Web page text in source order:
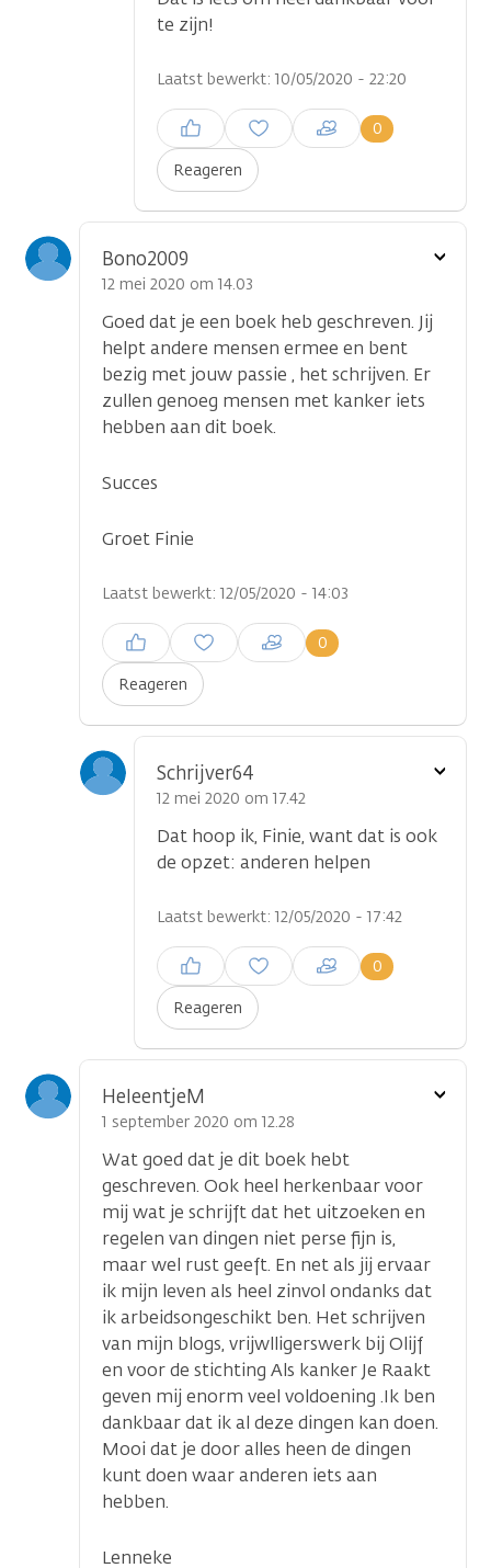
te zijn!
Laatst bewerkt: 10/05/2020 - 22:20
Reageren
0
Inloggen om een reactie te
plaatsen
Bono2009
12 mei 2020 om 14.03
Goed dat je een boek heb geschreven. Jij
helpt andere mensen ermee en bent
bezig met jouw passie , het schrijven. Er
zullen genoeg mensen met kanker iets
hebben aan dit boek.
Succes
Groet Finie
Laatst bewerkt: 12/05/2020 - 14:03
Reageren
0
Inloggen om een reactie te
plaatsen
Toon
Schrijver64
12 mei 2020 om 17.42
Dat hoop ik, Finie, want dat is ook
de opzet: anderen helpen
Laatst bewerkt: 12/05/2020 - 17:42
Reageren
0
Inloggen om een reactie te
plaatsen
Toon
HeleentjeM
1 september 2020 om 12.28
Wat goed dat je dit boek hebt
geschreven. Ook heel herkenbaar voor
mij wat je schrijft dat het uitzoeken en
regelen van dingen niet perse fijn is,
maar wel rust geeft. En net als jij ervaar
ik mijn leven als heel zinvol ondanks dat
ik arbeidsongeschikt ben. Het schrijven
van mijn blogs, vrijwlligerswerk bij Olijf
en voor de stichting Als kanker Je Raakt
geven mij enorm veel voldoening .Ik ben
dankbaar dat ik al deze dingen kan doen.
Mooi dat je door alles heen de dingen
kunt doen waar anderen iets aan
hebben.
Lenneke
Toon